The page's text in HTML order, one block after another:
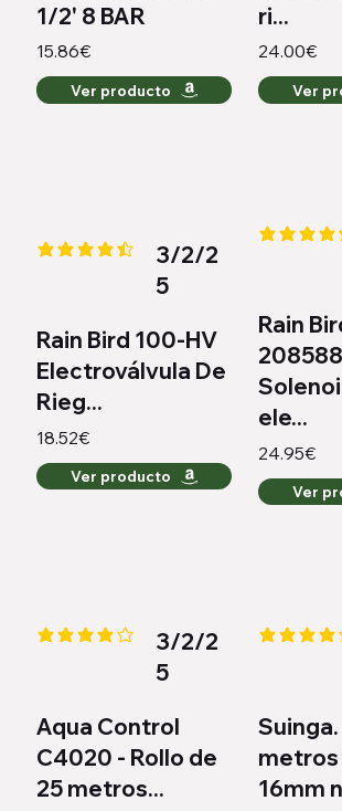
1/2' 8 BAR
15.86€
Ver producto
ri...
24.00€
Ver
la calificación promedio es 4.3 de 5
3/2/2
5
Rain Bird 100-HV
Electroválvula De
Rieg...
18.52€
Ver producto
la
Rain
ele...
24.95€
Ver
la calificación promedio es 4.1 de 5
3/2/2
5
Aqua Control
C4020 - Rollo de
25 metros...
la
metros
16mm